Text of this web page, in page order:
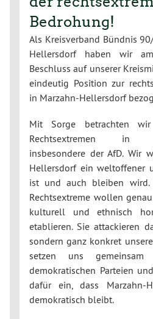
Bedrohung!
Als Kreisverband Bündnis
Hellersdorf haben wir
Beschluss auf unserer
eindeutig Position zur
in Marzahn-Hellersdorf
Mit Sorge betrachten
Rechtsextremen in
insbesondere der AfD. Wir
Hellersdorf ein weltoffener
ist und auch bleiben wird.
Rechtsextreme wollen
kulturell und ethnisch
etablieren. Sie attackieren
sondern ganz konkret
setzen uns
demokratischen Parteien
dafür ein, dass Marzahn-
demokratisch bleibt.